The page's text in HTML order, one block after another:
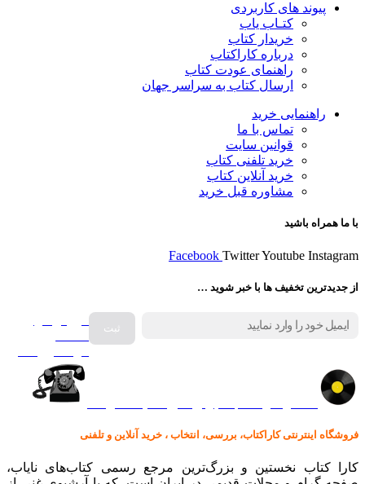
پیوند های کاربردی
کتـاب یاب
خریدار کتاب
درباره کاراکتاب
راهنمای عودت کتاب
ارسال کتاب به سراسر جهان
راهنمایی خرید
تماس با ما
قوانین سایت
خرید تلفنی کتاب
خرید آنلاین کتاب
مشاوره قبل خرید
با ما همراه باشید
Facebook TwitterYoutube Instagram
از جدیدترین تخفیف ها با خبر شوید …
فروش انواع
فروشگاه اینترنتی کاراکتاب، بررسی، انتخاب ، خرید آنلاین و تلفنی
کارا کتاب نخستین و بزرگ‌ترین مرجع رسمی کتاب‌های نایاب،